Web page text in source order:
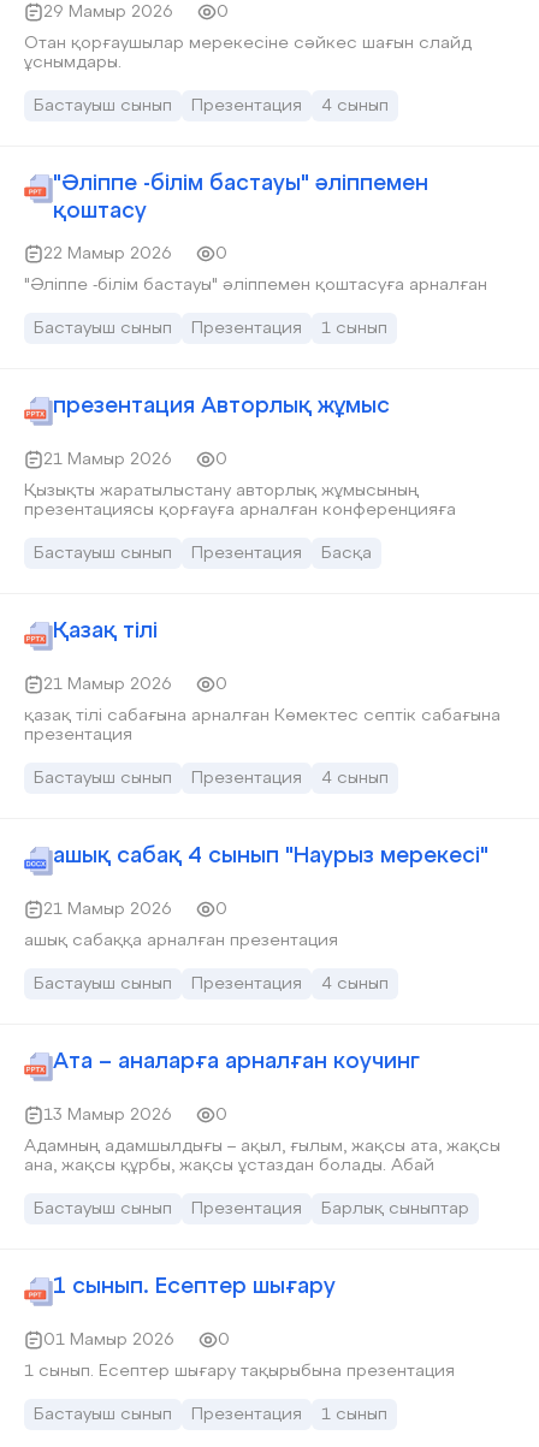
29 Мамыр 2026
0
Отан қорғаушылар мерекесіне сәйкес шағын слайд
ұснымдары.
Бастауыш сынып Презентация 4 сынып
"Әліппе -білім бастауы" әліппемен
қоштасу
22 Мамыр 2026
0
"Әліппе -білім бастауы" әліппемен қоштасуға арналған
Бастауыш сынып Презентация 1 сынып
презентация Авторлық жұмыс
21 Мамыр 2026
0
Қызықты жаратылыстану авторлық жұмысының
презентациясы қорғауға арналған конференцияға
Бастауыш сынып Презентация Басқа
Қазақ тілі
21 Мамыр 2026
0
қазақ тілі сабағына арналған Көмектес септік сабағына
презентация
Бастауыш сынып Презентация 4 сынып
ашық сабақ 4 сынып "Наурыз мерекесі"
21 Мамыр 2026
0
ашық сабаққа арналған презентация
Бастауыш сынып Презентация 4 сынып
Ата – аналарға арналған коучинг
13 Мамыр 2026
0
Адамның адамшылдығы – ақыл, ғылым, жақсы ата, жақсы
ана, жақсы құрбы, жақсы ұстаздан болады. Абай
Бастауыш сынып Презентация Барлық сыныптар
1 сынып. Есептер шығару
01 Мамыр 2026
0
1 сынып. Есептер шығару тақырыбына презентация
Бастауыш сынып Презентация 1 сынып